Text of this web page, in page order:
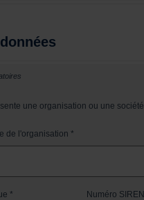
une organisation ou une société
de l'organisation
Numéro SIREN